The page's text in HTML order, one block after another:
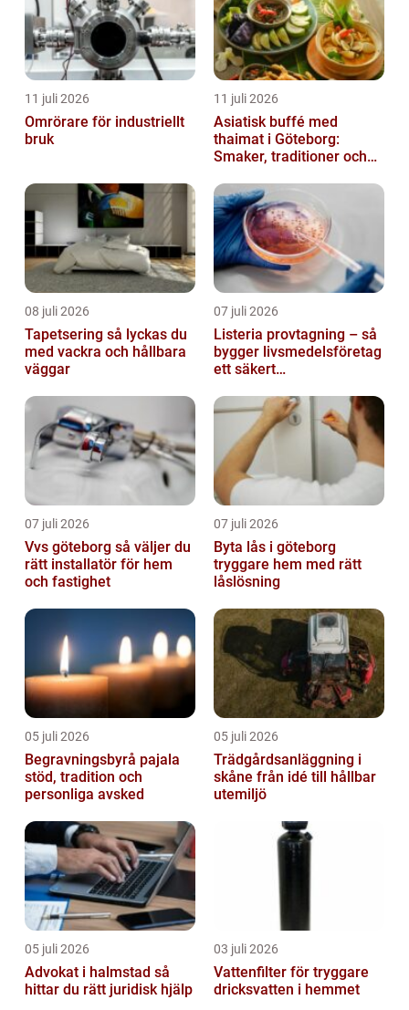
11 juli 2026
Omrörare för industriellt
bruk
11 juli 2026
Asiatisk buffé med
thaimat i Göteborg:
Smaker, traditioner och
08 juli 2026
Tapetsering så lyckas du
med vackra och hållbara
väggar
07 juli 2026
Listeria provtagning – så
bygger livsmedelsföretag
ett säkert
07 juli 2026
Vvs göteborg så väljer du
rätt installatör för hem
och fastighet
07 juli 2026
Byta lås i göteborg
tryggare hem med rätt
låslösning
05 juli 2026
Begravningsbyrå pajala
stöd, tradition och
personliga avsked
05 juli 2026
Trädgårdsanläggning i
skåne från idé till hållbar
utemiljö
05 juli 2026
Advokat i halmstad så
hittar du rätt juridisk hjälp
03 juli 2026
Vattenfilter för tryggare
dricksvatten i hemmet